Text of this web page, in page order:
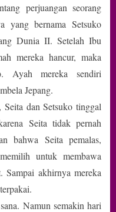
perjuangan seorang
yang bernama Setsuko
Dunia II. Setelah Ibu
mereka hancur, maka
Ayah mereka sendiri
Jepang.
dan Setsuko tinggal
Seita tidak pernah
bahwa Seita pemalas,
untuk membawa
Sampai akhirnya mereka
Namun semakin hari